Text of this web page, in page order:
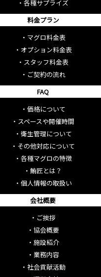
・ 各種サプライズ
料金プラン
・ マグロ料金表
・ オプション料金表
・ スタッフ料金表
・ ご契約の流れ
FAQ
・ 価格について
・ スペースや開催時間
・ 衛生管理について
・ その他対応について
・ 各種マグロの特徴
・ 鮪匠とは？
・ 個人情報の取扱い
会社概要
・ ご挨拶
・ 協会概要
・ 施設紹介
・ 業務内容
・ 社会貢献活動